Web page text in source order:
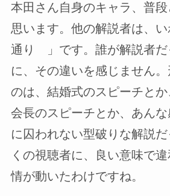
本田さん自身のキャラ、普
思います。他の解説者は、
通り 」です。誰が解説者だ
に、その違いを感じません
のは、結婚式のスピーチと
会長のスピーチとか、あん
に囚われない型破りな解説
くの視聴者に、良い意味で
情が動いたわけですね。